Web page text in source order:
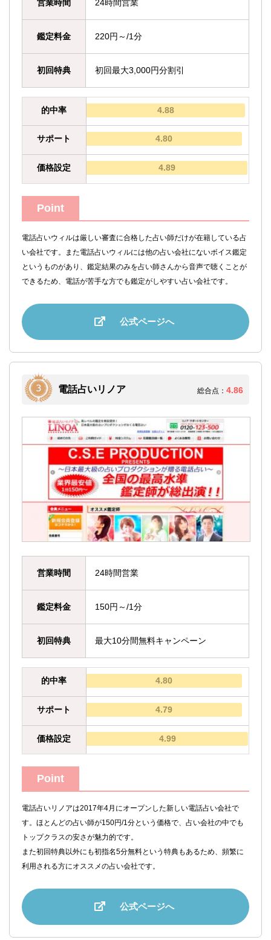
営業時間 24時間営業
鑑定料金 220円～/1分
初回特典 初回最大3,000円分割引
的中率 4.88
サポート 4.80
価格設定 4.89
Point
電話占いウィルは厳しい審査に合格した占い師だけが在籍している占
い会社です。また電話占いウィルには他の占い会社にないボイス鑑定
というものがあり、鑑定結果のみを占い師さんから音声で聴くことが
できるため、電話が苦手な方でも鑑定がしやすい占い会社です。
公式ページへ
電話占いリノア 総合点： 4.86
営業時間 24時間営業
鑑定料金 150円～/1分
初回特典 最大10分間無料キャンペーン
的中率 4.80
サポート 4.79
価格設定 4.99
Point
電話占いリノアは2017年4月にオープンした新しい電話占い会社で
す。ほとんどの占い師が150円/1分という価格で、占い会社の中でも
トップクラスの安さが魅力的です。
また初回特典以外にも初指名5分無料という特典もあるため、頻繁に
利用される方にオススメの占い会社です。
公式ページへ